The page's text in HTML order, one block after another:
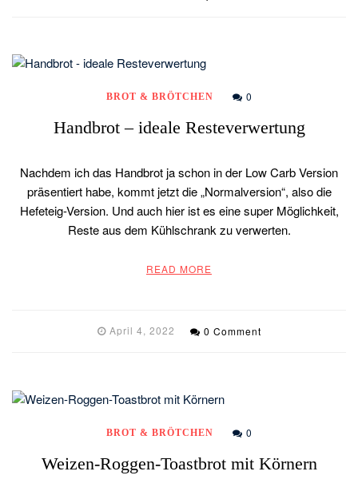
BROT & BRÖTCHEN 0
Handbrot – ideale Resteverwertung
Nachdem ich das Handbrot ja schon in der Low Carb Version
präsentiert habe, kommt jetzt die „Normalversion“, also die
Hefeteig-Version. Und auch hier ist es eine super Möglichkeit,
Reste aus dem Kühlschrank zu verwerten.
READ MORE
April 4, 2022 0 Comment
BROT & BRÖTCHEN 0
Weizen-Roggen-Toastbrot mit Körnern